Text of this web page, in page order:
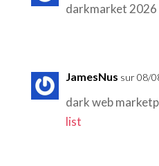
darkmarket 2026
JamesNus sur 08/
dark web
list